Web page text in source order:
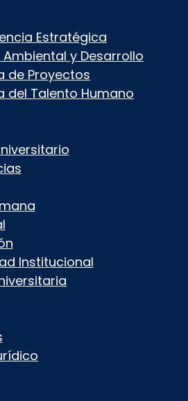
Estratégica
Ambiental y Desarrollo
de Proyectos
del Talento Humano
Institucional